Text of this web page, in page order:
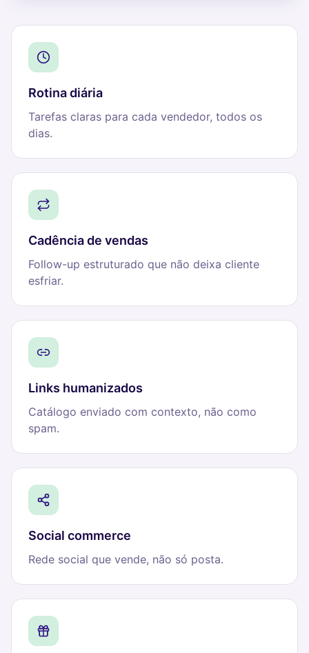
Rotina diária
Tarefas claras para cada vendedor, todos os
dias.
Cadência de vendas
Follow-up estruturado que não deixa cliente
esfriar.
Links humanizados
Catálogo enviado com contexto, não como
spam.
Social commerce
Rede social que vende, não só posta.